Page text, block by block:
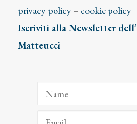
privacy policy– cookie policy
Iscriviti alla Newsletter
Matteucci